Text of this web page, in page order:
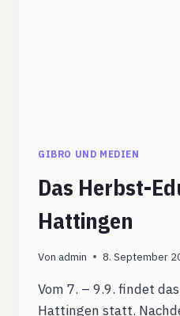
GIBRO UND MEDIEN
Das Herbst-
Hattingen
Von admin 8. September
Vom 7. – 9.9. findet
Hattingen statt.